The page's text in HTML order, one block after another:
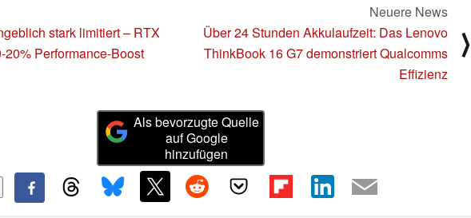
stark limitiert – RTX
20% Performance-Boost
Neuere News
Über 24 Stunden Akkulaufzeit: Das Lenovo
ThinkBook 16 G7 demonstriert Qualcomms
Effizienz
⟩
Als bevorzugte Quelle
auf Google
hinzufügen